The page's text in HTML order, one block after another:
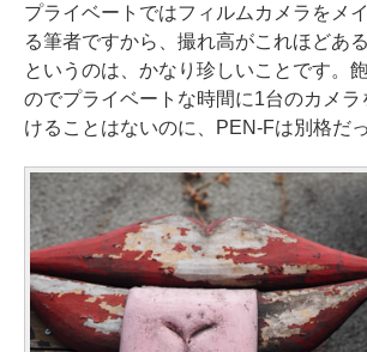
プライベートではフィルムカメラをメ
る筆者ですから、撮れ高がこれほどあ
というのは、かなり珍しいことです。
のでプライベートな時間に1台のカメラ
けることはないのに、PEN-Fは別格だ